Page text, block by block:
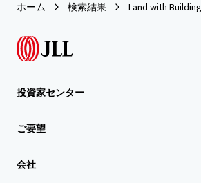
ホーム 検索結果 Land with
投資家センター
ご要望
会社